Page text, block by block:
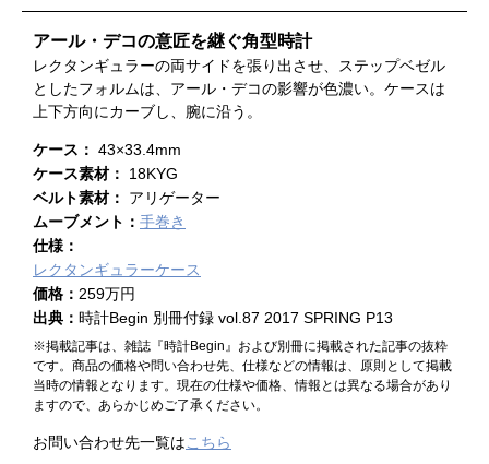
アール・デコの意匠を継ぐ角型時計
レクタンギュラーの両サイドを張り出させ、ステップベゼル
としたフォルムは、アール・デコの影響が色濃い。ケースは
上下方向にカーブし、腕に沿う。
ケース： 43×33.4mm
ケース素材： 18KYG
ベルト素材： アリゲーター
ムーブメント： 手巻き
仕様：
レクタンギュラーケース
価格： 259万円
出典： 時計Begin 別冊付録 vol.87 2017 SPRING P13
※掲載記事は、雑誌『時計Begin』および別冊に掲載された記事の抜粋
です。商品の価格や問い合わせ先、仕様などの情報は、原則として掲載
当時の情報となります。現在の仕様や価格、情報とは異なる場合があり
ますので、あらかじめご了承ください。
お問い合わせ先一覧はこちら